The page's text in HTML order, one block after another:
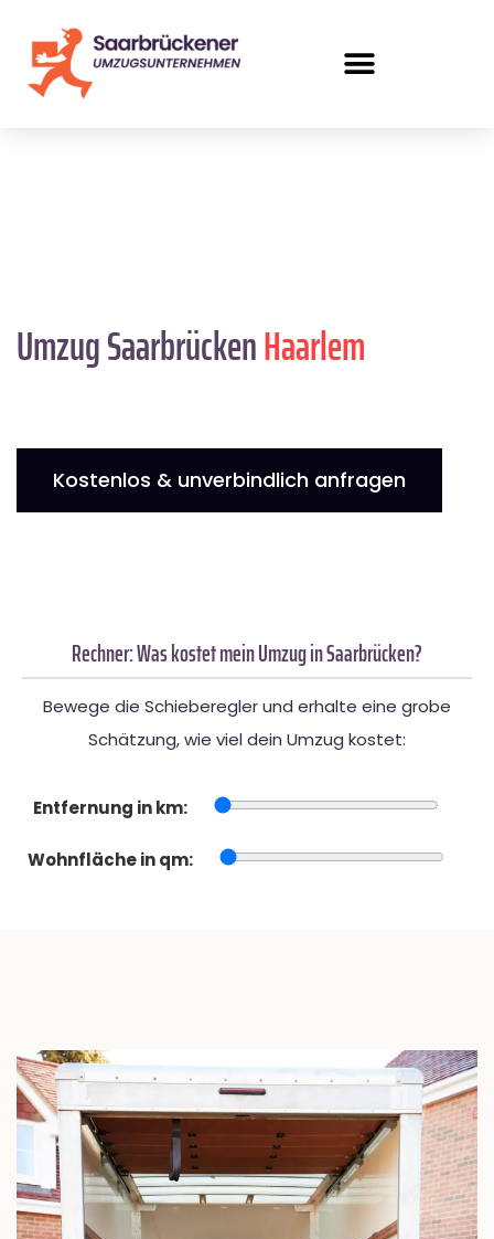
Umzug SaarbrückenHaarlem
Kostenlos & unverbindlich anfragen
Rechner: Was kostet mein Umzug in Saarbrücken?
Bewege die Schieberegler und erhalte eine grobe
Schätzung, wie viel dein Umzug kostet:
Entfernung in km:
Wohnfläche in qm: